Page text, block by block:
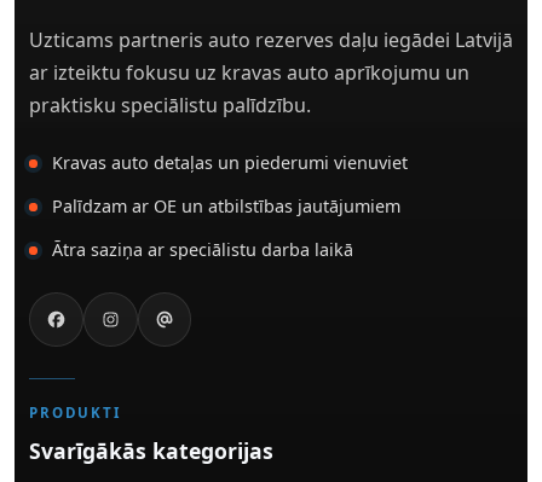
Uzticams partneris auto rezerves daļu iegādei Latvijā
ar izteiktu fokusu uz kravas auto aprīkojumu un
praktisku speciālistu palīdzību.
Kravas auto detaļas un piederumi vienuviet
Palīdzam ar OE un atbilstības jautājumiem
Ātra saziņa ar speciālistu darba laikā
PRODUKTI
Svarīgākās kategorijas